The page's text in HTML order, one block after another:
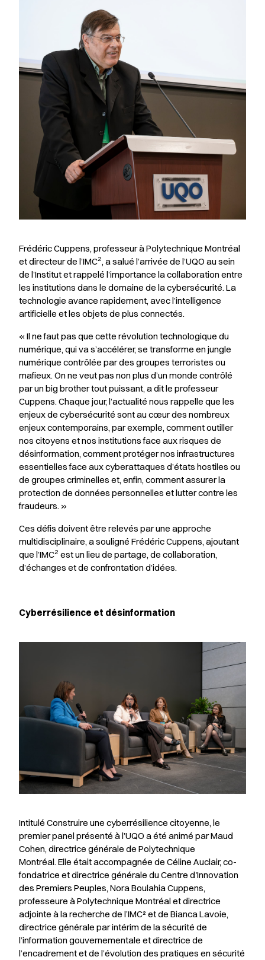
Frédéric Cuppens, professeur à Polytechnique Montréal
et directeur de l’IMC2, a salué l’arrivée de l’UQO au sein
de l’Institut et rappelé l’importance la collaboration entre
les institutions dans le domaine de la cybersécurité. La
technologie avance rapidement, avec l’intelligence
artificielle et les objets de plus connectés.
« Il ne faut pas que cette révolution technologique du
numérique, qui va s’accélérer, se transforme en jungle
numérique contrôlée par des groupes terroristes ou
mafieux. On ne veut pas non plus d’un monde contrôlé
par un big brothertout puissant, a dit le professeur
Cuppens. Chaque jour, l’actualité nous rappelle que les
enjeux de cybersécurité sont au cœur des nombreux
enjeux contemporains, par exemple, comment outiller
nos citoyens et nos institutions face aux risques de
désinformation, comment protéger nos infrastructures
essentielles face aux cyberattaques d’états hostiles ou
de groupes criminelles et, enfin, comment assurer la
protection de données personnelles et lutter contre les
fraudeurs. »
Ces défis doivent être relevés par une approche
multidisciplinaire, a souligné Frédéric Cuppens, ajoutant
que l’IMC2 est un lieu de partage, de collaboration,
d’échanges et de confrontation d’idées.
Cyberrésilience et désinformation
Intitulé Construire une cyberrésilience citoyenne, le
premier panel présenté à l’UQO a été animé par Maud
Cohen, directrice générale de Polytechnique
Montréal.Elle était accompagnée de Céline Auclair, co-
fondatrice et directrice générale du Centre d'Innovation
des Premiers Peuples, Nora Boulahia Cuppens,
professeure à Polytechnique Montréal et directrice
adjointe à la recherche de l’IMC² et de Bianca Lavoie,
directrice générale par intérim de la sécurité de
l’information gouvernementale et directrice de
l’encadrement et de l’évolution des pratiques en sécurité